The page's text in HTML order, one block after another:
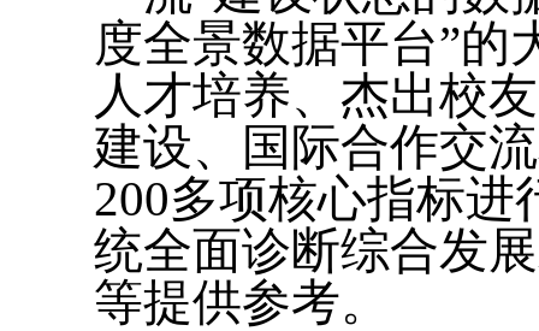
度全景数据平台”的
人才培养、杰出校
建设、国际合作交
200多项核心指标
统全面诊断综合发
等提供参考。